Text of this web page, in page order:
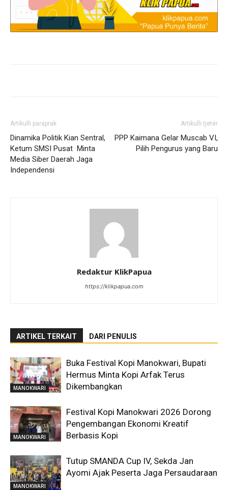
Artikulli paraprak
Dinamika Politik Kian Sentral,
Ketum SMSI Pusat Minta
Media Siber Daerah Jaga
Independensi
Artikulli tjetër
PPP Kaimana Gelar Muscab VI,
Pilih Pengurus yang Baru
Redaktur KlikPapua
https://klikpapua.com
ARTIKEL TERKAIT DARI PENULIS
MANOKWARI
Buka Festival Kopi Manokwari, Bupati
Hermus Minta Kopi Arfak Terus
Dikembangkan
MANOKWARI
Festival Kopi Manokwari 2026 Dorong
Pengembangan Ekonomi Kreatif
Berbasis Kopi
MANOKWARI
Tutup SMANDA Cup IV, Sekda Jan
Ayomi Ajak Peserta Jaga Persaudaraan